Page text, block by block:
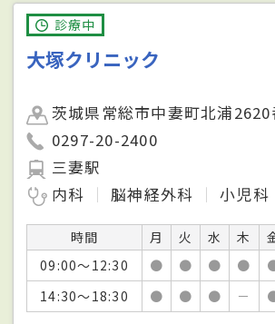
診療中
大塚クリニック
茨城県常総市中妻町北浦2620
0297-20-2400
三妻駅
内科
脳神経外科 小児科
時間 月 火 水 木
09:00～12:30
● ● ● ●
14:30～18:30
● ● ● －